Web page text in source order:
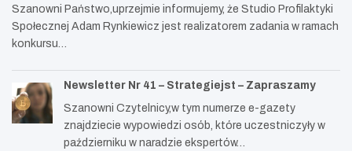
Szanowni Państwo,uprzejmie informujemy, że Studio Profilaktyki
Społecznej Adam Rynkiewicz jest realizatorem zadania w ramach
konkursu…
Newsletter Nr 41 – Strategiejst – Zapraszamy
Szanowni Czytelnicy,w tym numerze e-gazety
znajdziecie wypowiedzi osób, które uczestniczyły w
październiku w naradzie ekspertów…